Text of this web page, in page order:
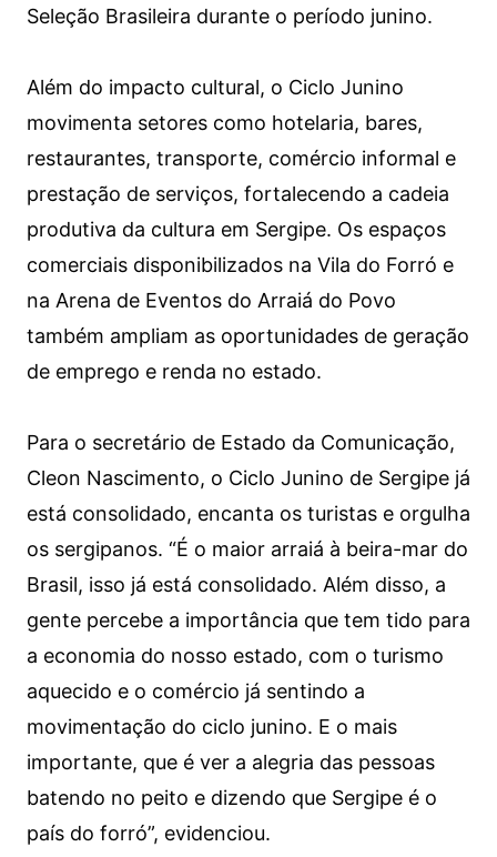
Seleção Brasileira durante o período junino.
Além do impacto cultural, o Ciclo Junino
movimenta setores como hotelaria, bares,
restaurantes, transporte, comércio informal e
prestação de serviços, fortalecendo a cadeia
produtiva da cultura em Sergipe. Os espaços
comerciais disponibilizados na Vila do Forró e
na Arena de Eventos do Arraiá do Povo
também ampliam as oportunidades de geração
de emprego e renda no estado.
Para o secretário de Estado da Comunicação,
Cleon Nascimento, o Ciclo Junino de Sergipe já
está consolidado, encanta os turistas e orgulha
os sergipanos. “É o maior arraiá à beira-mar do
Brasil, isso já está consolidado. Além disso, a
gente percebe a importância que tem tido para
a economia do nosso estado, com o turismo
aquecido e o comércio já sentindo a
movimentação do ciclo junino. E o mais
importante, que é ver a alegria das pessoas
batendo no peito e dizendo que Sergipe é o
país do forró”, evidenciou.